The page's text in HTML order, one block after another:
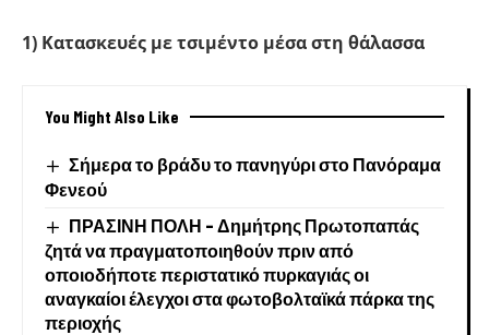
1) Κατασκευές με τσιμέντο μέσα στη θάλασσα
You Might Also Like
Σήμερα το βράδυ το πανηγύρι στο Πανόραμα
Φενεού
ΠΡΑΣΙΝΗ ΠΟΛΗ – Δημήτρης Πρωτοπαπάς
ζητά να πραγματοποιηθούν πριν από
οποιοδήποτε περιστατικό πυρκαγιάς οι
αναγκαίοι έλεγχοι στα φωτοβολταϊκά πάρκα της
περιοχής